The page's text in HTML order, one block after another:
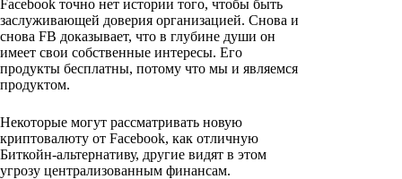
Facebook точно нет истории того, чтобы быть
заслуживающей доверия организацией. Снова и
снова FB доказывает, что в глубине души он
имеет свои собственные интересы. Его
продукты бесплатны, потому что мы и являемся
продуктом.
Некоторые могут рассматривать новую
криптовалюту от Facebook, как отличную
Биткойн-альтернативу, другие видят в этом
угрозу централизованным финансам.